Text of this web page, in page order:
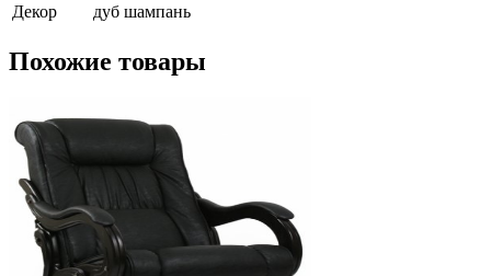
Декор
дуб шампань
Похожие товары